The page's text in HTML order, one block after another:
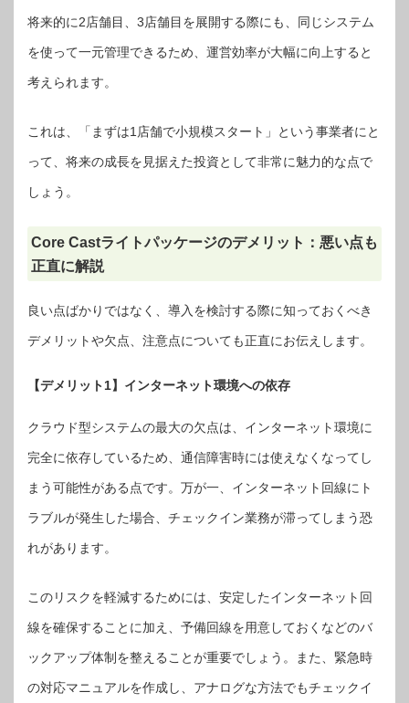
将来的に2店舗目、3店舗目を展開する際にも、同じシステム
を使って一元管理できるため、運営効率が大幅に向上すると
考えられます。
これは、「まずは1店舗で小規模スタート」という事業者にと
って、将来の成長を見据えた投資として非常に魅力的な点で
しょう。
Core Castライトパッケージのデメリット：悪い点も
正直に解説
良い点ばかりではなく、導入を検討する際に知っておくべき
デメリットや欠点、注意点についても正直にお伝えします。
【デメリット1】インターネット環境への依存
クラウド型システムの最大の欠点は、インターネット環境に
完全に依存しているため、通信障害時には使えなくなってし
まう可能性がある点です。万が一、インターネット回線にト
ラブルが発生した場合、チェックイン業務が滞ってしまう恐
れがあります。
このリスクを軽減するためには、安定したインターネット回
線を確保することに加え、予備回線を用意しておくなどのバ
ックアップ体制を整えることが重要でしょう。また、緊急時
の対応マニュアルを作成し、アナログな方法でもチェックイ